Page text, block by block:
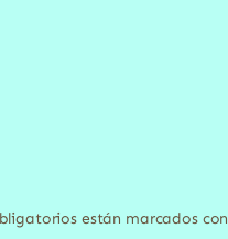
están marcados con